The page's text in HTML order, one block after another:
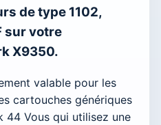
de type 1102,
sur votre
X9350.
valable pour les
cartouches génériques
44 Vous qui utilisez une